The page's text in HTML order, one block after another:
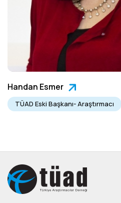
Handan Esmer
TÜAD Eski Başkanı- Araştırmacı